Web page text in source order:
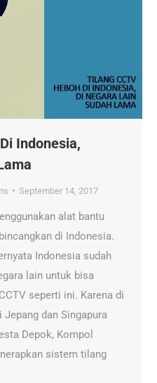
Indonesia,
September 14, 2017
alat bantu
di Indonesia.
Indonesia sudah
lain untuk bisa
seperti ini. Karena di
dan Singapura
Depok, Kompol
sistem tilang